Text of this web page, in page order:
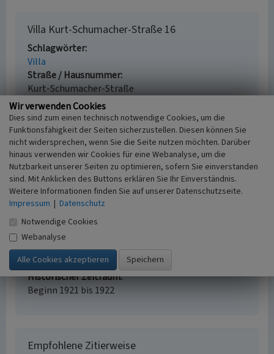
Villa Kurt-Schumacher-Straße 16
Schlagwörter
Villa
Straße / Hausnummer
Kurt-Schumacher-Straße
Ort
53113 Bonn
Gesetzlich geschütztes Kulturdenkmal
Ortsfestes Denkmal gem. § 3 DSchG NW
Fachsicht(en)
Denkmalpflege
Erfassungsmaßstab
i.d.R. 1:5.000 (größer als 1:20.000)
Erfassungsmethode
Literaturauswertung, Geländebegehung/-
kartierung, Archivauswertung, Auswertung
historischer Schriften, Auswertung historischer
Karten, Auswertung historischer Fotos
Historischer Zeitraum
Beginn 1921 bis 1922
Empfohlene Zitierweise
Wir verwenden Cookies
Dies sind zum einen technisch notwendige Cookies, um die
Funktionsfähigkeit der Seiten sicherzustellen. Diesen können Sie
nicht widersprechen, wenn Sie die Seite nutzen möchten. Darüber
hinaus verwenden wir Cookies für eine Webanalyse, um die
Nutzbarkeit unserer Seiten zu optimieren, sofern Sie einverstanden
sind. Mit Anklicken des Buttons erklären Sie Ihr Einverständnis.
Weitere Informationen finden Sie auf unserer Datenschutzseite.
Impressum | Datenschutz
Notwendige Cookies
Webanalyse